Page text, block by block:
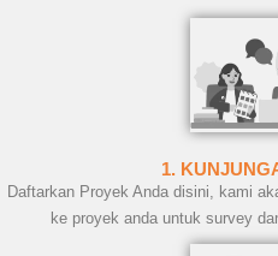
1.
Daftarkan Proyek Anda disini, kami
ke proyek anda untuk survey